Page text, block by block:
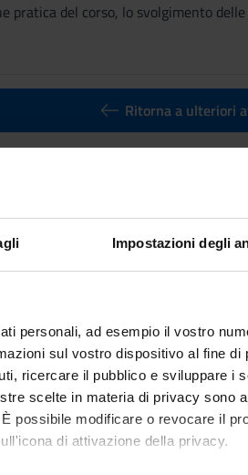
Impostazioni degli
personali, ad esempio il vostro
sul vostro dispositivo al fine di
ricercare il pubblico e sviluppare i
scelte in materia di privacy sono
possibile modificare o revocare il
di attivazione della privacy.
pratica del corso, lo svolgimento
Ritorna a ulteriori
approach &
2
Key markets / business
and Business [LM-56]